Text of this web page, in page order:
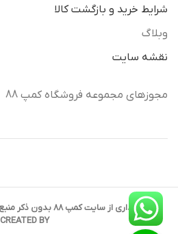
شرایط خرید و بازگشت کالا
وبلاگ
نقشه سایت
مجوزهای مجموعه فروشگاه کمپ 88
CREATED BY